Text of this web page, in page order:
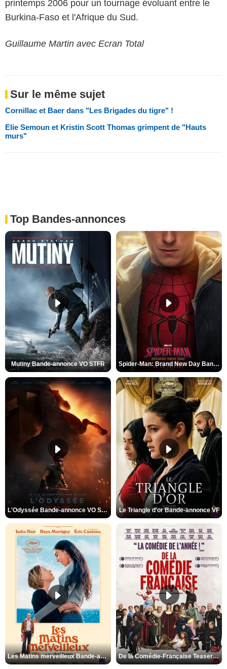
printemps 2006 pour un tournage évoluant entre le
Burkina-Faso et l'Afrique du Sud.
Guillaume Martin avec Ecran Total
Sur le même sujet
Cornillac et Baer dans "Les Brigades du tigre" !
Elie Semoun et Kristin Scott Thomas grimpent de "Hauts
murs"
Top Bandes-annonces
Mutiny Bande-annonce VO STFR Spider-Man: Brand New Day Bande-annonce VO STFR
L'Odyssée Bande-annonce VO STFR Le Triangle d'or Bande-annonce VF
Les Matins merveilleux Bande-annonce VF De la Comédie-Française Teaser VF